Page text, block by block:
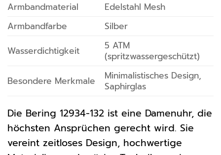
Armbandmaterial
Edelstahl Mesh
Armbandfarbe
Silber
Wasserdichtigkeit
5 ATM
(spritzwassergeschützt)
Besondere Merkmale
Minimalistisches Design,
Saphirglas
Die Bering 12934-132 ist eine Damenuhr, die
höchsten Ansprüchen gerecht wird. Sie
vereint zeitloses Design, hochwertige